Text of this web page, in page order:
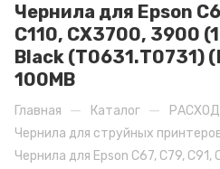
Чернила для Epson
C110, CX3700, 3900
Black (Т0631.T0731)
100MB
Главная — Каталог —
Чернила для струйных
Чернила для Epson C67, C79, C91,